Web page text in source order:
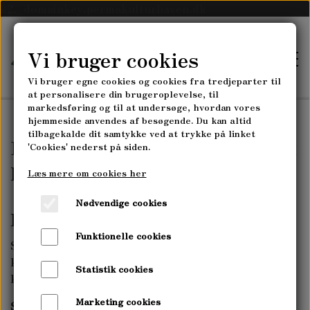
FORSIDE
PLANTESKOLEN
PLANTESKOLENS SORTIMENT
KURSER
PERMAKULTUR- & LANDSKABSDESIGN
PLANTEFRØ Oliefrø, spirefrø &
korn
Lidt godt at vide...
Som følge af EU-regler om plantesundhed sælger vi
kun frø til private, da vores frø ikke er omfattet af
krav til plantepas.
Såning & spiring
Vi bruger cookies
Vi bruger egne cookies og cookies fra tredjeparter til
at personalisere din brugeroplevelse, til
markedsføring og til at undersøge, hvordan vores
hjemmeside anvendes af besøgende. Du kan altid
tilbagekalde dit samtykke ved at trykke på linket
'Cookies' nederst på siden.
Læs mere om cookies her
Nødvendige cookies
Funktionelle cookies
Statistik cookies
Marketing cookies